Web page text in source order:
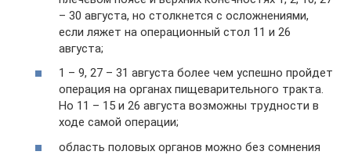
– 30 августа, но столкнется с осложнениями,
если ляжет на операционный стол 11 и 26
августа;
1 – 9, 27 – 31 августа более чем успешно пройдет
операция на органах пищеварительного тракта.
Но 11 – 15 и 26 августа возможны трудности в
ходе самой операции;
область половых органов можно без сомнения